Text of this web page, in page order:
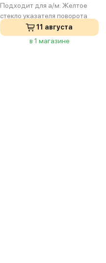
Подходит для а/м: Желтое
стекло указателя поворота
11 августа
в 1 магазине